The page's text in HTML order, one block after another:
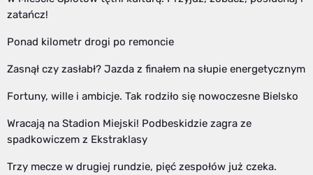
zatańcz!
Ponad kilometr drogi po remoncie
Zasnął czy zasłabł? Jazda z finałem na słupie energetycznym
Fortuny, wille i ambicje. Tak rodziło się nowoczesne Bielsko
Wracają na Stadion Miejski! Podbeskidzie zagra ze
spadkowiczem z Ekstraklasy
Trzy mecze w drugiej rundzie, pięć zespołów już czeka.